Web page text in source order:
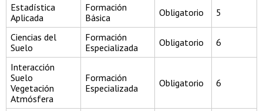
Estadística
Aplicada
Formación
Básica
Obligatorio 5
Ciencias del
Suelo
Formación
Especializada
Obligatorio 6
Interacción
Suelo
Vegetación
Atmósfera
Formación
Especializada
Obligatorio 6